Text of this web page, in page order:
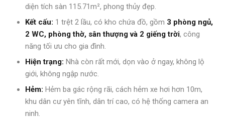
diện tích sàn 115.71m², phong thủy đẹp.
Kết cấu: 1 trệt 2 lầu, có kho chứa đồ, gồm 3 phòng ngủ,
2 WC, phòng thờ, sân thượng và 2 giếng trời, công
năng tối ưu cho gia đình.
Hiện trạng: Nhà còn rất mới, dọn vào ở ngay, không lộ
giới, không ngập nước.
Hẻm: Hẻm ba gác rộng rãi, cách hẻm xe hơi hơn 10m,
khu dân cư yên tĩnh, dân trí cao, có hệ thống camera an
ninh.